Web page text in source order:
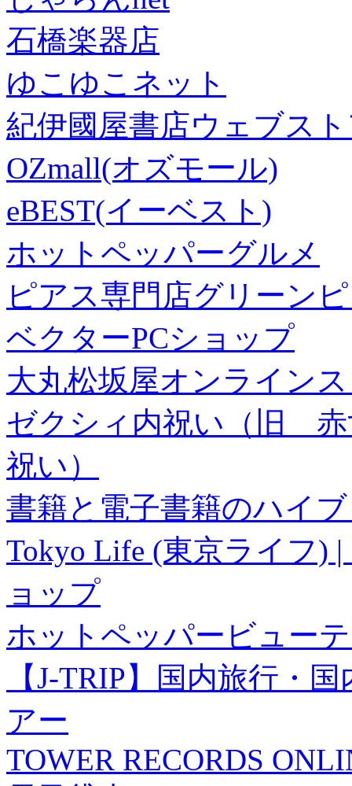
石橋楽器店
ゆこゆこネット
紀伊國屋書店ウェブス
OZmall(オズモール)
eBEST(イーベスト)
ホットペッパーグルメ
ピアス専門店グリーン
ベクターPCショップ
大丸松坂屋オンライン
ゼクシィ内祝い（旧 赤
祝い）
書籍と電子書籍のハイ
Tokyo Life (東京ライフ)
ョップ
ホットペッパービュー
【J-TRIP】国内旅行・
アー
TOWER RECORDS